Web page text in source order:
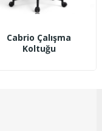
Cabrio Çalışma
Koltuğu